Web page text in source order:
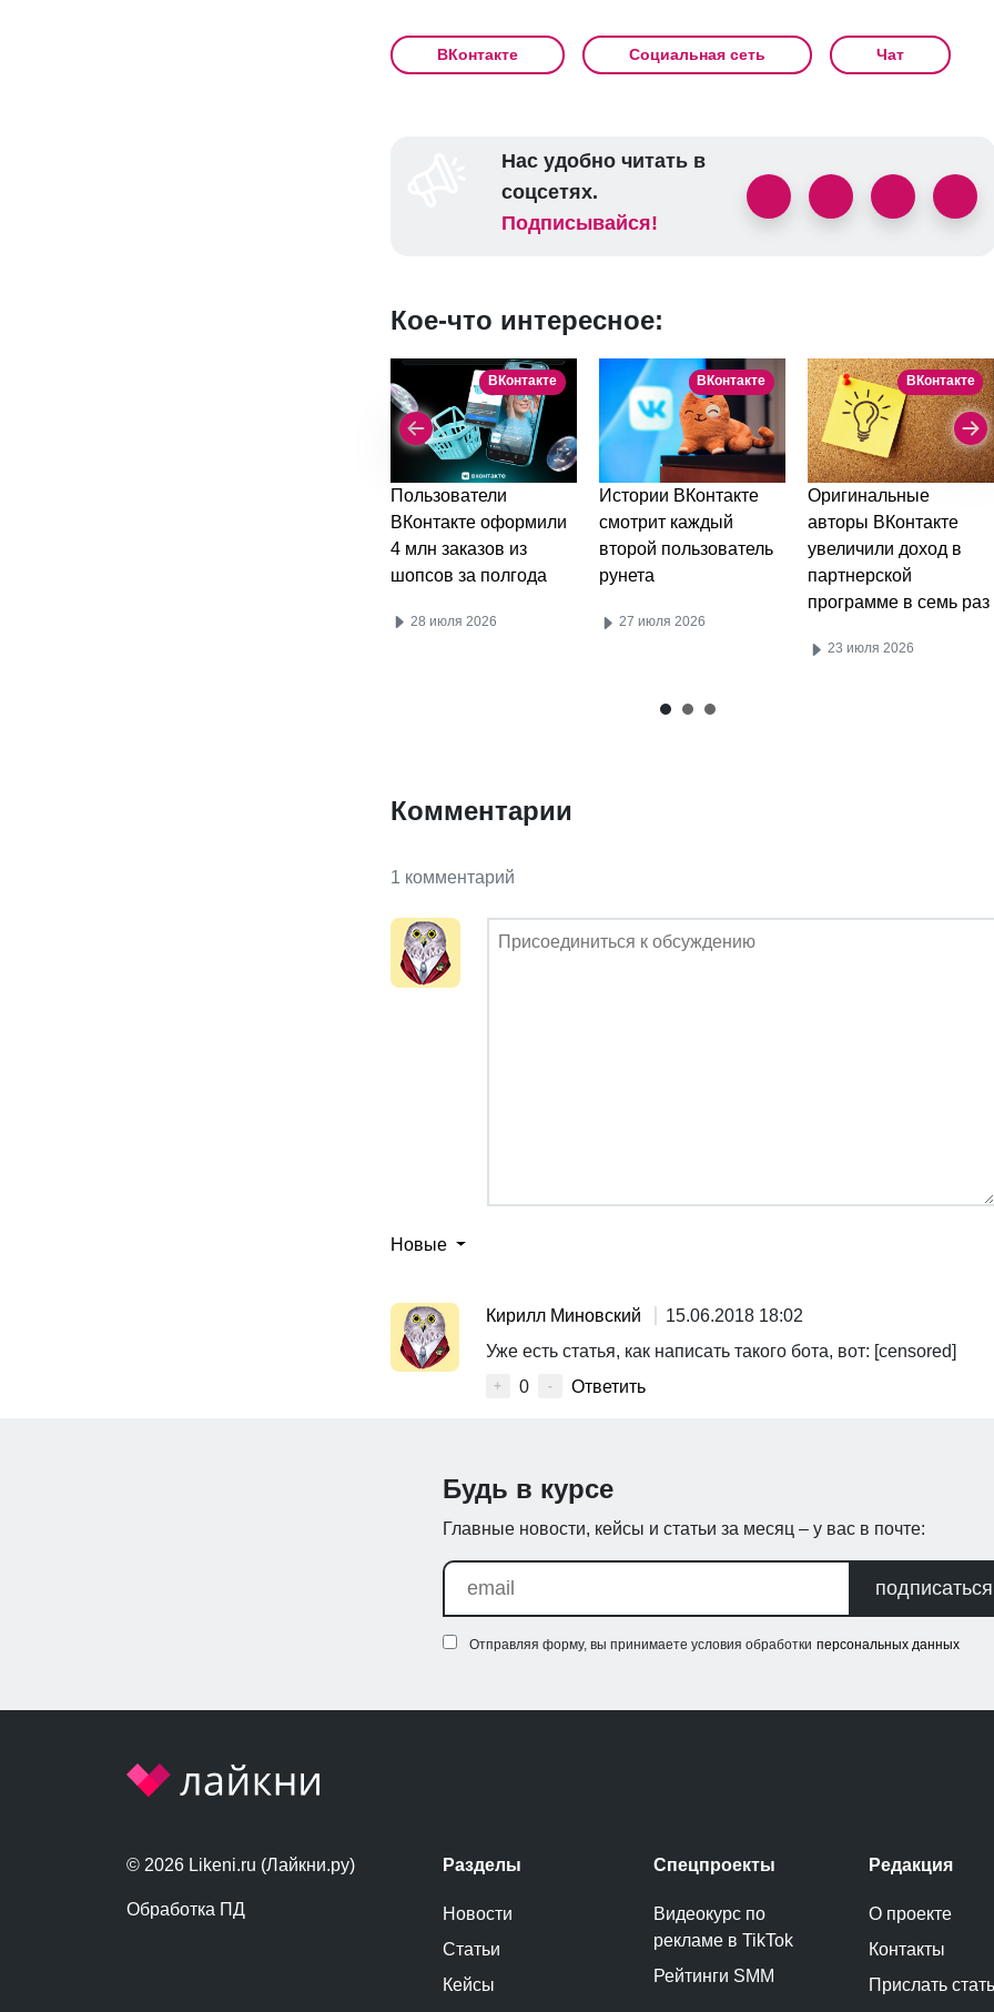
ВКонтакте Социальная сеть Чат
Нас удобно читать в
соцсетях.
Подписывайся!
Кое-что интересное:
ВКонтакте
Пользователи
ВКонтакте оформили
4 млн заказов из
шопсов за полгода
28 июля 2026
ВКонтакте
Истории ВКонтакте
смотрит каждый
второй пользователь
рунета
27 июля 2026
ВКонтакте
Оригинальные
авторы ВКонтакте
увеличили доход в
партнерской
программе в семь раз
23 июля 2026
Комментарии
1 комментарий
Новые
Кирилл Миновский
15.06.2018 18:02
Уже есть статья, как написать такого бота, вот: [censored]
+ 0 - Ответить
Будь в курсе
Главные новости, кейсы и статьи за месяц – у вас в почте:
подписаться
Отправляя форму, вы принимаете условия обработки персональных данных
© 2026 Likeni.ru (Лайкни.ру)
Обработка ПД
Разделы
Новости
Статьи
Кейсы
Спецпроекты
Видеокурс по
рекламе в TikTok
Рейтинги SMM
Редакция
О проекте
Контакты
Прислать